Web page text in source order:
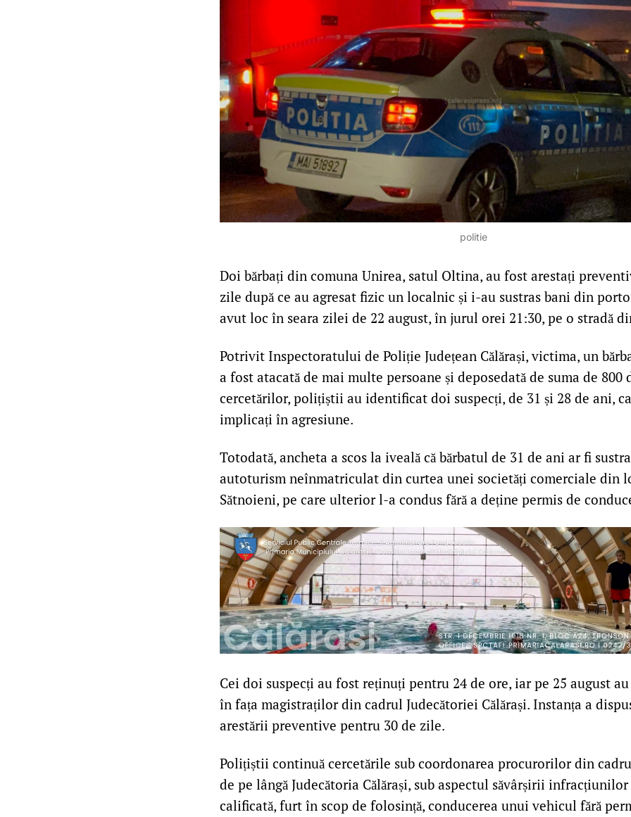
politie
Doi bărbați din comuna Unirea, satul Oltina, au fost arestați
zile după ce au agresat fizic un localnic și i-au sustras bani din
avut loc în seara zilei de 22 august, în jurul orei 21:30, pe o stradă
Potrivit Inspectoratului de Poliție Județean Călărași, victima, un
a fost atacată de mai multe persoane și deposedată de suma de 800
cercetărilor, polițiștii au identificat doi suspecți, de 31 și 28 de ani,
implicați în agresiune.
Totodată, ancheta a scos la iveală că bărbatul de 31 de ani ar fi
autoturism neînmatriculat din curtea unei societăți comerciale din
Sătnoieni, pe care ulterior l-a condus fără a deține permis de
Cei doi suspecți au fost reținuți pentru 24 de ore, iar pe 25 august
în fața magistraților din cadrul Judecătoriei Călărași. Instanța a
arestării preventive pentru 30 de zile.
Polițiștii continuă cercetările sub coordonarea procurorilor din
de pe lângă Judecătoria Călărași, sub aspectul săvârșirii
calificată, furt în scop de folosință, conducerea unui vehicul fără